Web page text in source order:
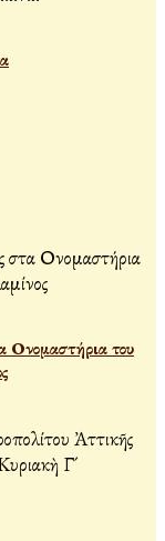
Ονομαστήρια του